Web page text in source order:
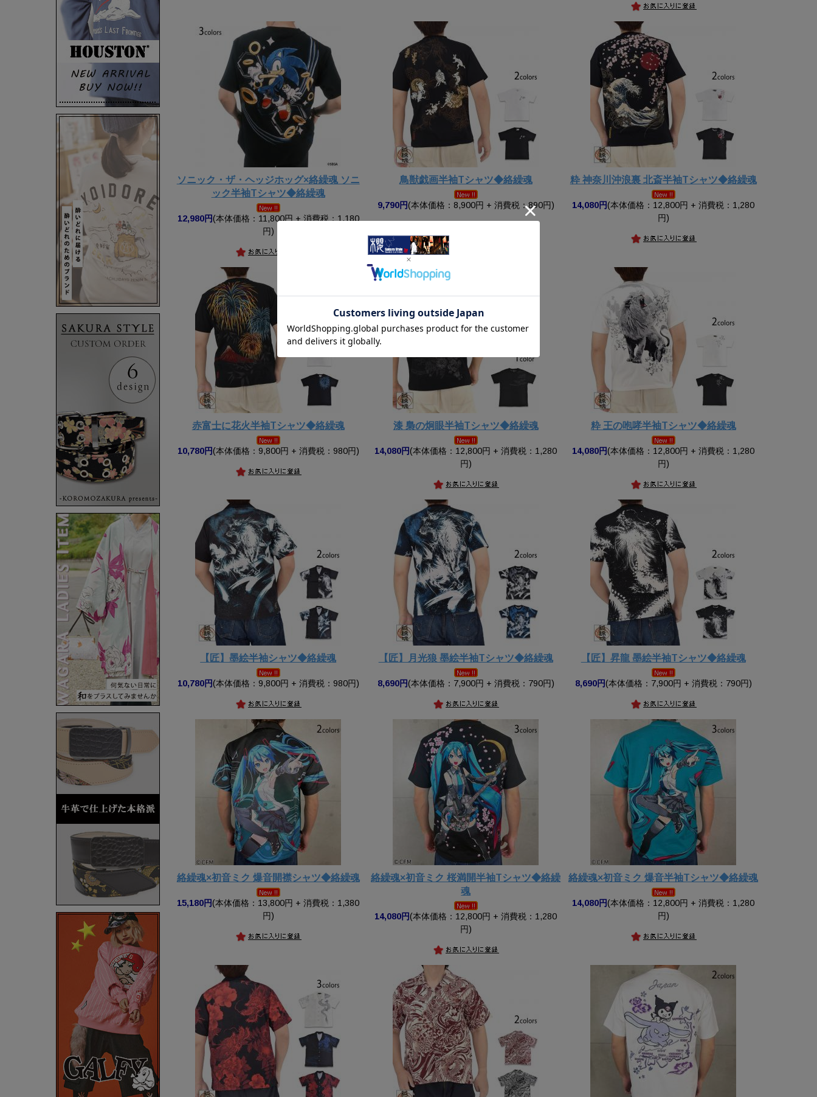
ソニック・ザ・ヘッジホッグ×絡繰魂 ソニ
ック半袖Tシャツ◆絡繰魂
12,980円(本体価格：11,800円 + 消費税：1,180
円)
鳥獣戯画半袖Tシャツ◆絡繰魂
9,790円(本体価格：8,900円 + 消費税：890円)
粋 神奈川沖浪裏 北斎半袖Tシャツ◆絡繰魂
14,080円(本体価格：12,800円 + 消費税：1,280
円)
赤富士に花火半袖Tシャツ◆絡繰魂
10,780円(本体価格：9,800円 + 消費税：980円)
漆 梟の炯眼半袖Tシャツ◆絡繰魂
14,080円(本体価格：12,800円 + 消費税：1,280
円)
粋 王の咆哮半袖Tシャツ◆絡繰魂
14,080円(本体価格：12,800円 + 消費税：1,280
円)
【匠】墨絵半袖シャツ◆絡繰魂
10,780円(本体価格：9,800円 + 消費税：980円)
【匠】月光狼 墨絵半袖Tシャツ◆絡繰魂
8,690円(本体価格：7,900円 + 消費税：790円)
【匠】昇龍 墨絵半袖Tシャツ◆絡繰魂
8,690円(本体価格：7,900円 + 消費税：790円)
絡繰魂×初音ミク 爆音開襟シャツ◆絡繰魂
15,180円(本体価格：13,800円 + 消費税：1,380
円)
絡繰魂×初音ミク 桜満開半袖Tシャツ◆絡繰
魂
14,080円(本体価格：12,800円 + 消費税：1,280
円)
絡繰魂×初音ミク 爆音半袖Tシャツ◆絡繰魂
14,080円(本体価格：12,800円 + 消費税：1,280
円)